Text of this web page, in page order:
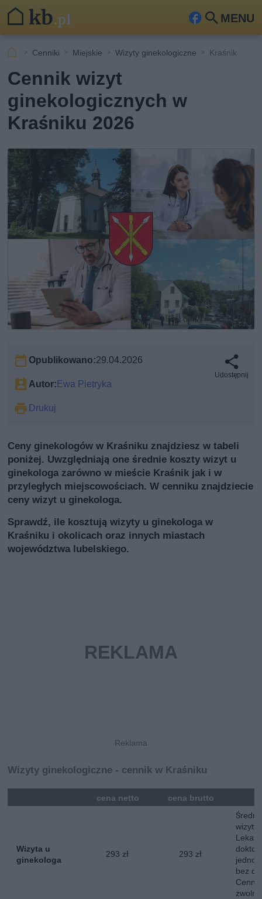
MENU
Fa
ook
Szu
kaj
Cenniki Miejskie Wizyty ginekologiczne Kraśnik
Cennik wizyt
ginekologicznych w
Kraśniku 2026
Opublikowano:29.04.2026
Autor: Ewa Pietryka
Drukuj
Udostępnij
Ceny ginekologów w Kraśniku znajdziesz w tabeli
poniżej. Uwzględniają one średnie koszty wizyt u
ginekologa zarówno w mieście Kraśnik jak i w
przyległych miejscowościach. W cenniku znajdziecie
ceny wizyt u ginekologa.
Sprawdź, ile kosztują wizyty u ginekologa w
Kraśniku i okolicach oraz innych miastach
województwa lubelskiego.
Wizyty ginekologiczne - cennik w Kraśniku
cena netto cena brutto
Wizyta u
ginekologa
293 zł 293 zł
Średni
wizyty
bez